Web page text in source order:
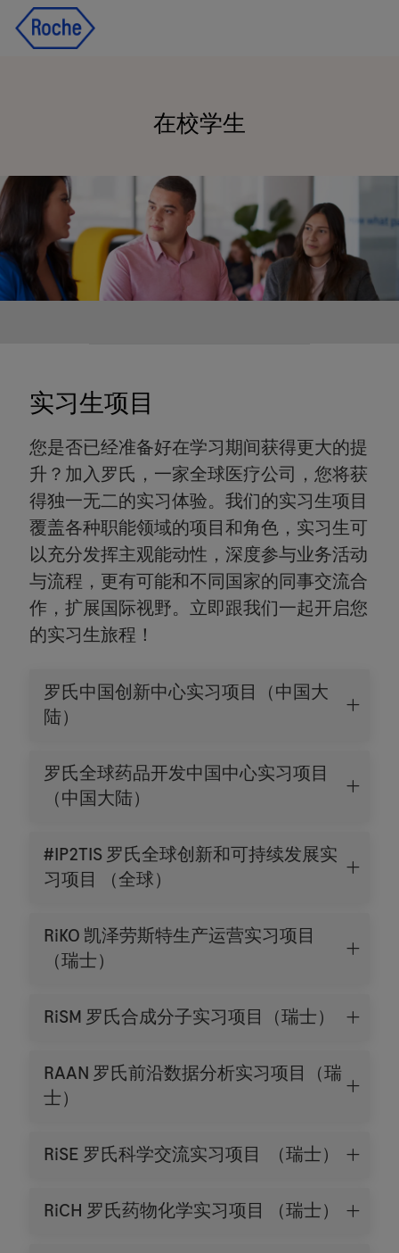
在校学生
实习生项目
您是否已经准备好在学习期间获得更大的提
升？加入罗氏，一家全球医疗公司，您将获
得独一无二的实习体验。我们的实习生项目
覆盖各种职能领域的项目和角色，实习生可
以充分发挥主观能动性，深度参与业务活动
与流程，更有可能和不同国家的同事交流合
作，扩展国际视野。立即跟我们一起开启您
的实习生旅程！
罗氏中国创新中心实习项目（中国大
陆）
罗氏全球药品开发中国中心实习项目
（中国大陆）
#IP2TIS 罗氏全球创新和可持续发展实
习项目 （全球）
RiKO 凯泽劳斯特生产运营实习项目
（瑞士）
RiSM 罗氏合成分子实习项目（瑞士）
RAAN 罗氏前沿数据分析实习项目（瑞
士）
RiSE 罗氏科学交流实习项目 （瑞士）
RiCH 罗氏药物化学实习项目 （瑞士）